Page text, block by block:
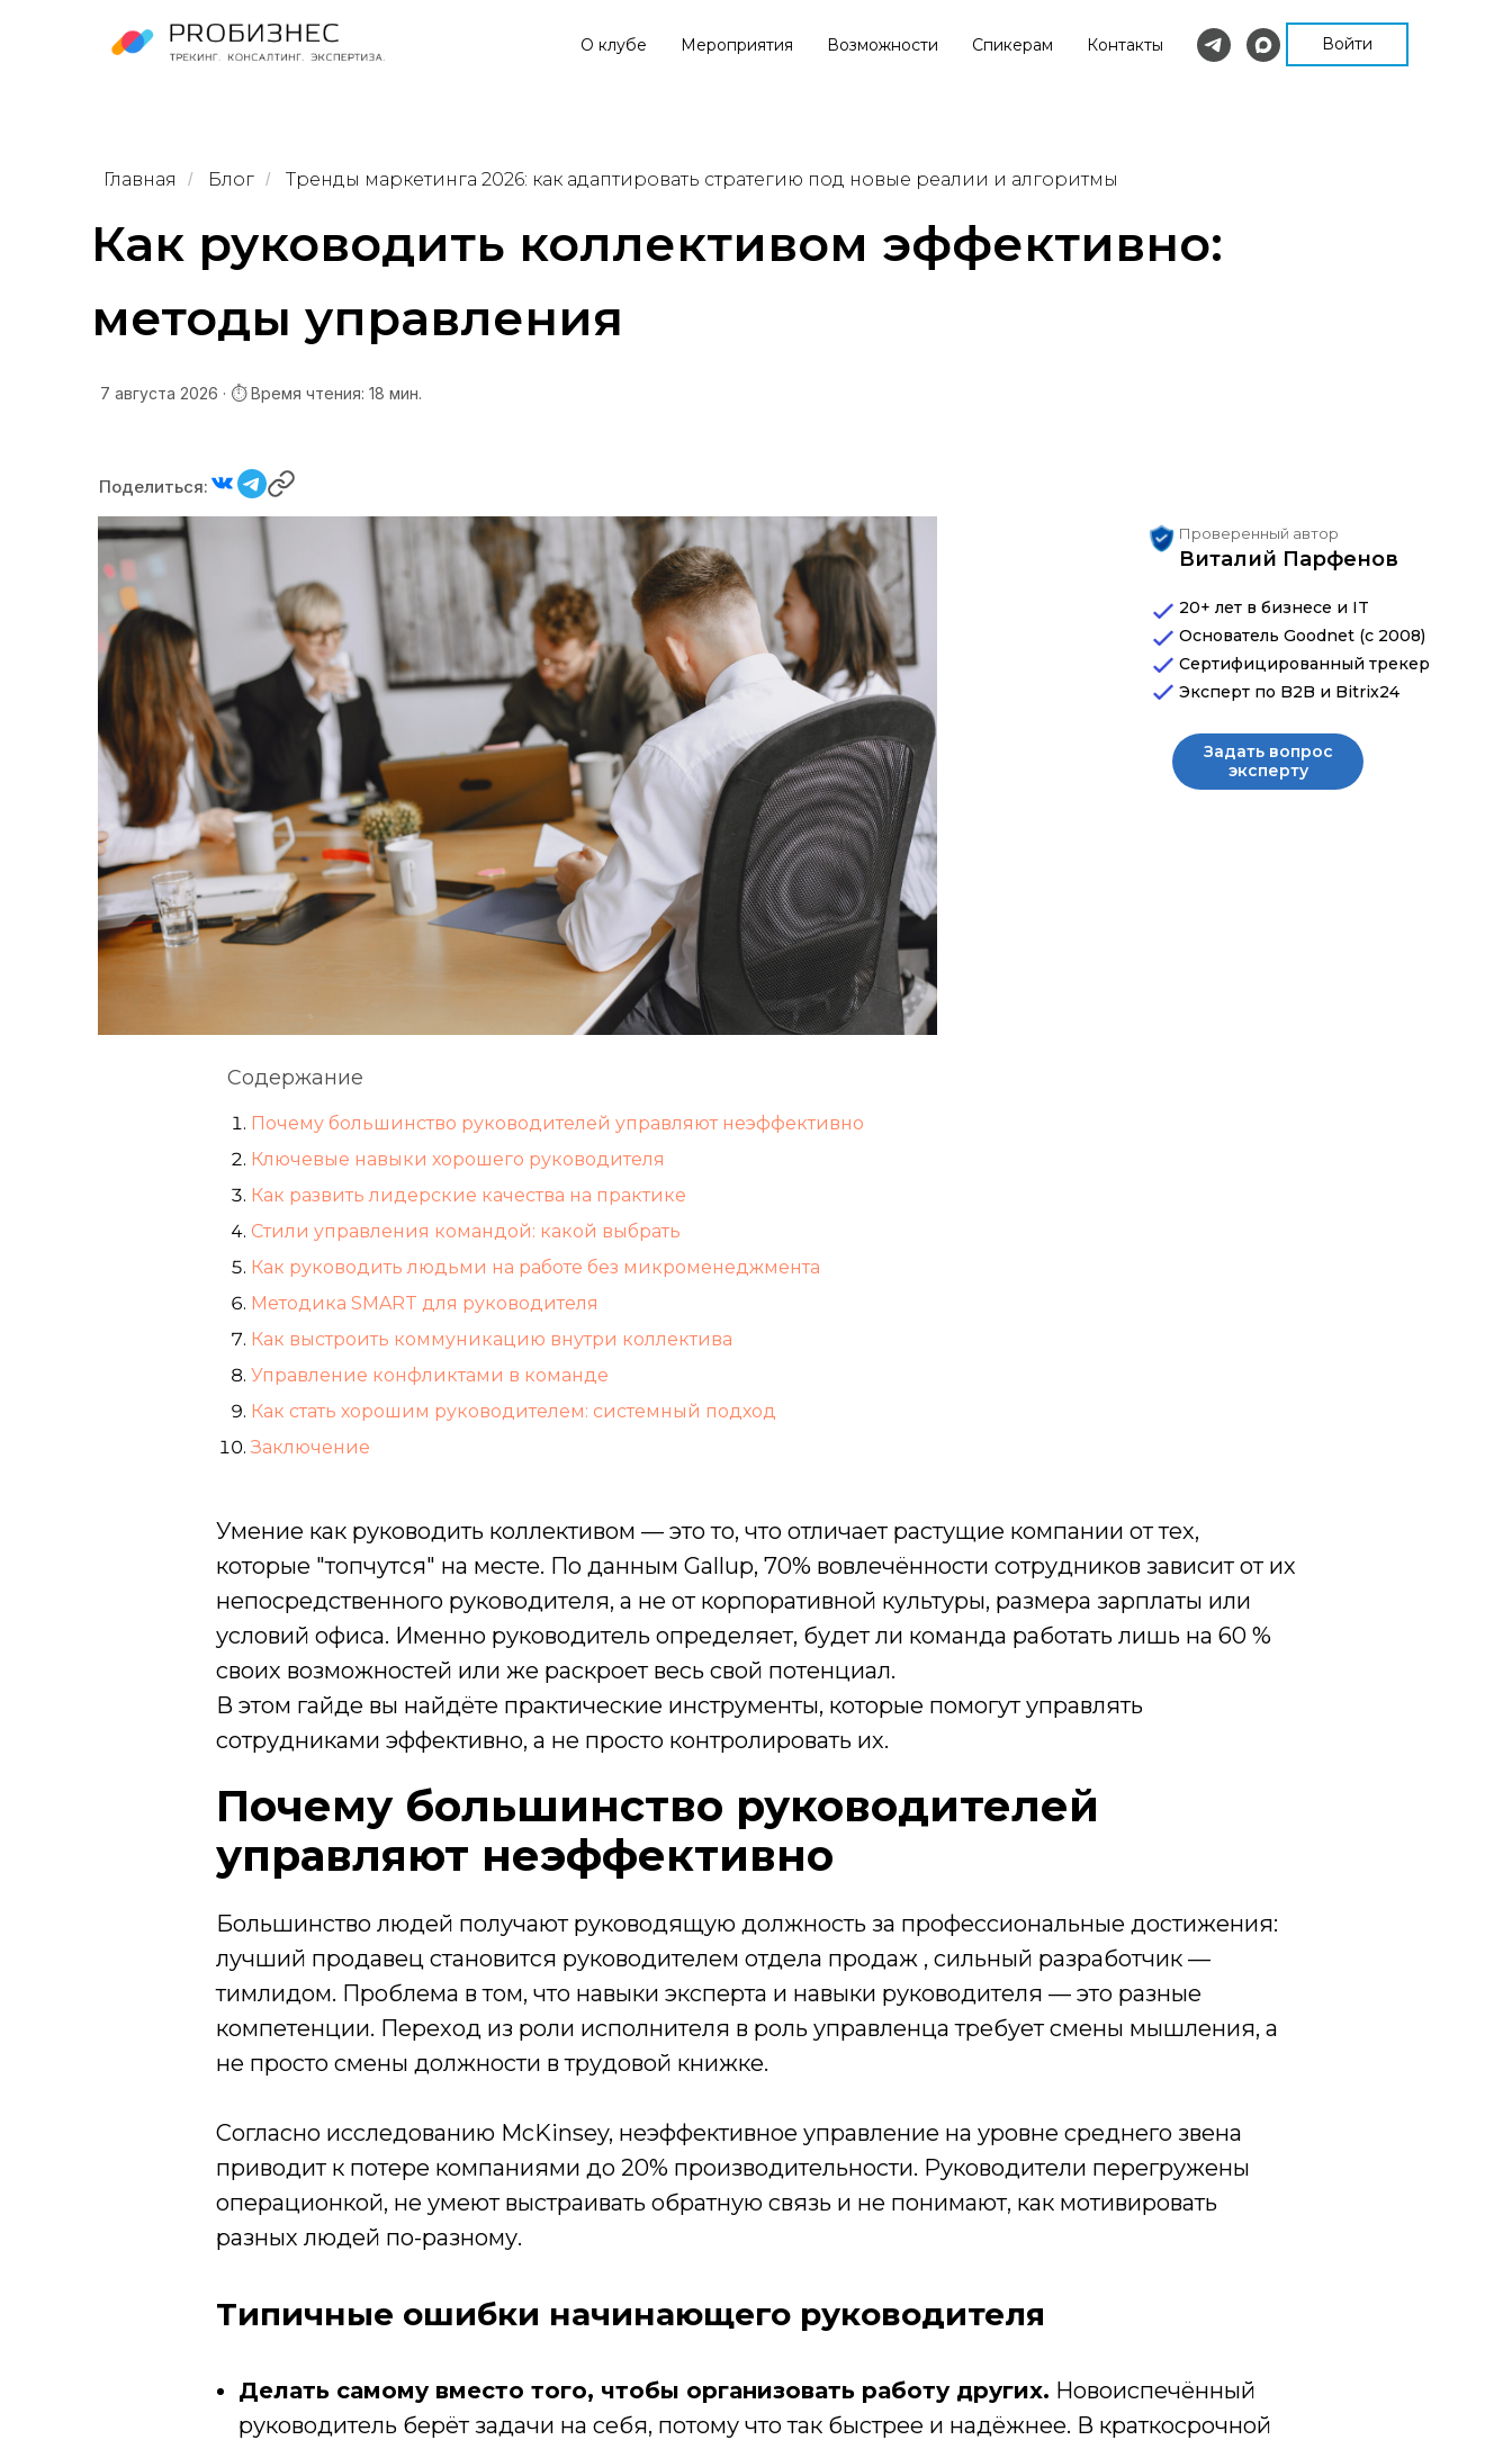
О клубе Мероприятия Возможности Спикерам Контакты Войти
Главная / Блог / Тренды маркетинга 2026: как адаптировать стратегию под новые реалии и алгоритмы
Как руководить коллективом эффективно:
методы управления
7 августа 2026 · ⏱ Время чтения: 18 мин.
Содержание
Почему большинство руководителей управляют неэффективно
Ключевые навыки хорошего руководителя
Как развить лидерские качества на практике
Стили управления командой: какой выбрать
Как руководить людьми на работе без микроменеджмента
Методика SMART для руководителя
Как выстроить коммуникацию внутри коллектива
Управление конфликтами в команде
Как стать хорошим руководителем: системный подход
Заключение
Виталий Парфенов
Проверенный автор
Задать вопрос
эксперту
20+ лет в бизнесе и IT
Основатель Goodnet (с 2008)
Сертифицированный трекер
Эксперт по B2B и Bitrix24
Поделиться:
Умение как руководить коллективом — это то, что отличает растущие компании от тех,
которые "топчутся" на месте. По данным Gallup, 70% вовлечённости сотрудников зависит от их
непосредственного руководителя, а не от корпоративной культуры, размера зарплаты или
условий офиса. Именно руководитель определяет, будет ли команда работать лишь на 60 %
своих возможностей или же раскроет весь свой потенциал.
В этом гайде вы найдёте практические инструменты, которые помогут управлять
сотрудниками эффективно, а не просто контролировать их.
Почему большинство руководителей
управляют неэффективно
Большинство людей получают руководящую должность за профессиональные достижения:
лучший продавец становится руководителем отдела продаж , сильный разработчик —
тимлидом. Проблема в том, что навыки эксперта и навыки руководителя — это разные
компетенции. Переход из роли исполнителя в роль управленца требует смены мышления, а
не просто смены должности в трудовой книжке.
Согласно исследованию McKinsey, неэффективное управление на уровне среднего звена
приводит к потере компаниями до 20% производительности. Руководители перегружены
операционкой, не умеют выстраивать обратную связь и не понимают, как мотивировать
разных людей по-разному.
Типичные ошибки начинающего руководителя
Делать самому вместо того, чтобы организовать работу других. Новоиспечённый
руководитель берёт задачи на себя, потому что так быстрее и надёжнее. В краткосрочной